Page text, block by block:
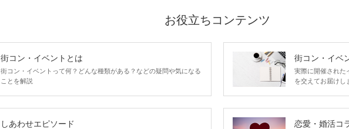
お役立ちコンテンツ
街コン・イベントとは
街コン・イベントって何？どんな種類がある？などの疑問や気になる
ことを解説
街コン・イベ
実際に開催された
を交えてお届けし
しあわせエピソード 恋愛・婚活コ